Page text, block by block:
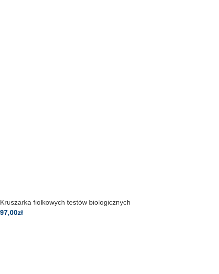
Kruszarka fiolkowych testów biologicznych
97,00zł